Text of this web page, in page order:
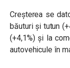
Creșterea se
băuturi şi tutun
(+4,1%) şi la
autovehicule în